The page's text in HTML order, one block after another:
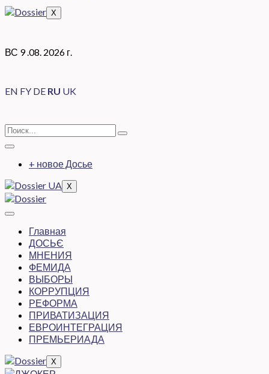
X
ВС 9 .08. 2026 г.
EN FY DE RU UK
+ новое Досье
X
Главная
ДОСЬЄ
МНЕНИЯ
ФЕМИДА
ВЫБОРЫ
КОРРУПЦИЯ
РЕФОРМА
ПРИВАТИЗАЦИЯ
ЕВРОИНТЕГРАЦИЯ
ПРЕМЬЕРИАДА
X